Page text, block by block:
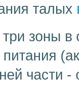
талых
зоны в
части -